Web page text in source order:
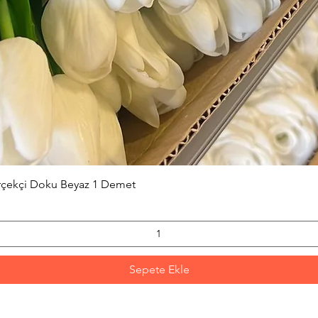
Doku Beyaz 1 Demet
Sepete Ekle